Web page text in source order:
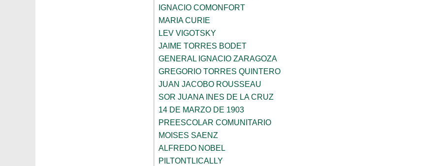
IGNACIO COMONFORT
MARIA CURIE
LEV VIGOTSKY
JAIME TORRES BODET
GENERAL IGNACIO ZARAGOZA
GREGORIO TORRES QUINTERO
JUAN JACOBO ROUSSEAU
SOR JUANA INES DE LA CRUZ
14 DE MARZO DE 1903
PREESCOLAR COMUNITARIO
MOISES SAENZ
ALFREDO NOBEL
PILTONTLICALLY